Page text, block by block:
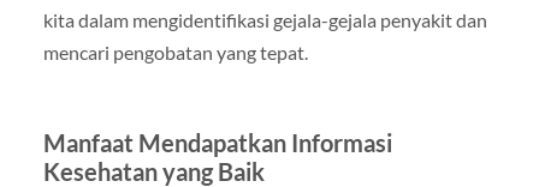
kita dalam mengidentifikasi gejala-gejala penyakit dan
mencari pengobatan yang tepat.
Manfaat Mendapatkan Informasi
Kesehatan yang Baik